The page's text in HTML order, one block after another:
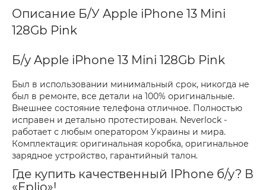
Описание Б/У Apple iPhone 13 Mini
128Gb Pink
Б/у Apple iPhone 13 Mini 128Gb Pink
Был в использовании минимальный срок, никогда не
был в ремонте, все детали на 100% оригинальные.
Внешнее состояние телефона отличное. Полностью
исправен и детально протестирован. Neverlock -
работает с любым оператором Украины и мира.
Комплектация: оригинальная коробка, оригинальное
зарядное устройство, гарантийный талон.
Где купить качественный IPhone б/у? В
«Eplio»!